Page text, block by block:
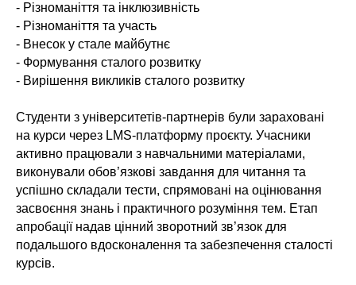
- Різноманіття та інклюзивність
- Різноманіття та участь
- Внесок у стале майбутнє
- Формування сталого розвитку
- Вирішення викликів сталого розвитку
Студенти з університетів-партнерів були зараховані
на курси через LMS-платформу проєкту. Учасники
активно працювали з навчальними матеріалами,
виконували обов’язкові завдання для читання та
успішно складали тести, спрямовані на оцінювання
засвоєння знань і практичного розуміння тем. Етап
апробації надав цінний зворотний зв’язок для
подальшого вдосконалення та забезпечення сталості
курсів.